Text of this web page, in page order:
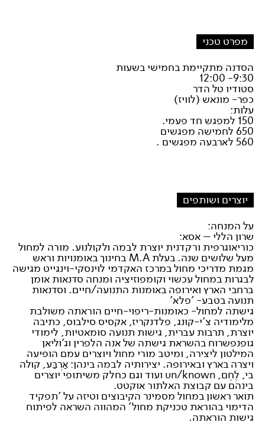
מפרט טכני
הסדנה מתקיימת בחמישי בשעות
9:30- 12:00
סטודיו טל הדר
כפר- מונאש (לוויז)
עלות:
150 למפגש חד פעמי.
650 לחמישה מפגשים
560 לארבעה מפגשים .
יוצרים ושותפים
על המנחה:
שרון הללי – אסא:
כוריאוגרפית ורקדנית יוצרת לבמה ולקולנוע. מורה למחול
מעל שלושים שנה. בעלת M.A בחינוך באומנויות וראש
מגמת מדריכי מחול במרכז האקדמי לוינסקי-וינגייט מגישה
לבגרות במחול עכשוי וקומפוזיציה ומנחה סדנאות אומן
ברחבי הארץ ואירופה באומנות התנועה/חיים. וסדנאות
תנועה בטבע- 'פלא'
גישתה למחול- כאומנות-ריפוי-חיים הוראתה משולבת
מלימודיה צ'י-קונג, פלדנקריז, אקסיס סילבוס, כתיבה
יוצרת, תרבות עברית, גישות תנועה סומאטיות, לימודי
גופנפשרוח בהשראת גישתה של אנה הלפרין וג'וליאן
המילטון ליצירה, ומיטב מורי מחול ויוצרים עמם הופיעה
ויצרה בארץ ובאירופה. יצירותיה לבמה בינהן: אַרְבַּע, קולה
בי, לֶחֶם, un/known ועוד וגם כחלק משיתופי יוצרים
בינהם עם קבוצת האלתור אוקטט.
תואר ראשון במחול מסמינר הקיבוצים וטיזה על 'תפקיד
הדימוי בהוראת טכניקת מחול' המהווה השראה לפיתוח
גישות הוראתה.